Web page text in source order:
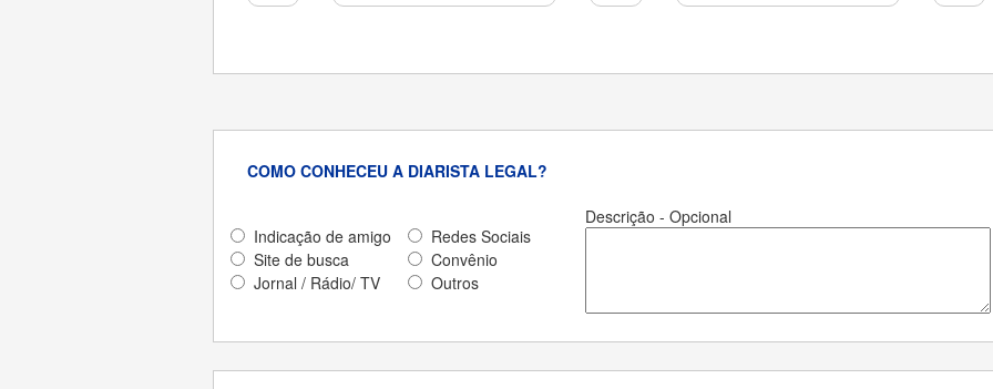
COMO CONHECEU A DIARISTA LEGAL?
Indicação de amigo
Site de busca
Jornal / Rádio/ TV
Redes Sociais
Convênio
Outros
Descrição - Opcional